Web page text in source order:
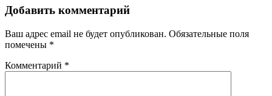
Добавить комментарий
Ваш адрес email не будет опубликован. Обязательные поля
помечены *
Комментарий *